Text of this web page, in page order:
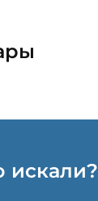
искали?